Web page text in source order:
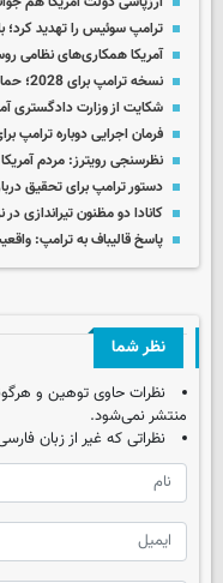
ترامپ سوئیس را تهدید کرد؛
آمریکا همکاری‌های نظامی
نسخه ترامپ برای 2028؛ حمایت محرمانه از نامزدی جی‌دی ونس
شکایت از وزارت دادگستری
فرمان اجرایی دوباره ترامپ
نظرسنجی رویترز: مردم
دستور ترامپ برای تحقیق
کانادا دو مظنون تیراندازی
پاسخ قالیباف به ترامپ:
نظر شما
نظرات حاوی توهین و
منتشر نمی‌شود.
نظراتی که غیر از زبان